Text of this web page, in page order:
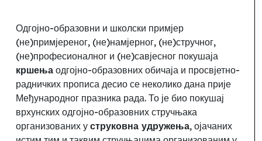
Одгојно-образовни и школски примјер
(не)примјереног, (не)намјерног, (не)стручног,
(не)професионалног и (не)савјесног покушаја
кршења одгојно-образовних обичаја и просвјетно-
радничких прописа десио се неколико дана прије
Међународног празника рада. То је био покушај
врхунских одгојно-образовних стручњака
организованих у струковна удружења, ојачаних